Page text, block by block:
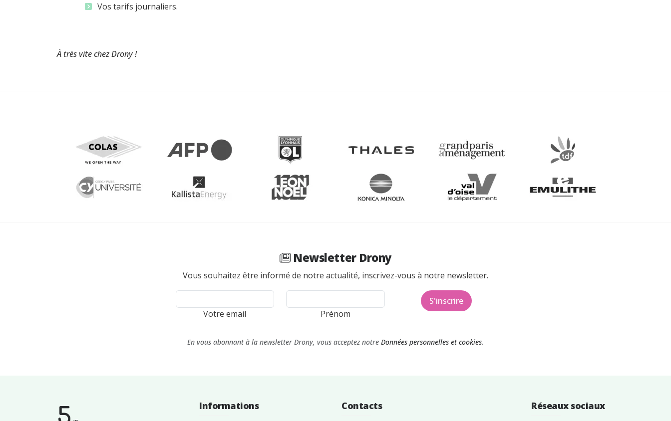
Vos tarifs journaliers.
À très vite chez Drony !
Newsletter Drony
Vous souhaitez être informé de notre actualité, inscrivez-vous à notre newsletter.
Votre email Prénom
S'inscrire
En vous abonnant à la newsletter Drony, vous acceptez notre Données personnelles et cookies.
Informations Contacts Réseaux sociaux